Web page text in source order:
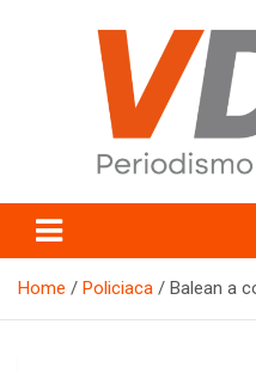
Home Policiaca Balean a